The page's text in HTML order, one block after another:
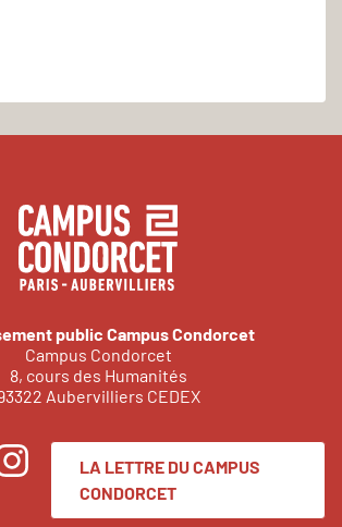
public Campus Condorcet
Campus Condorcet
8, cours des Humanités
Aubervilliers CEDEX
LA LETTRE DU CAMPUS
CONDORCET